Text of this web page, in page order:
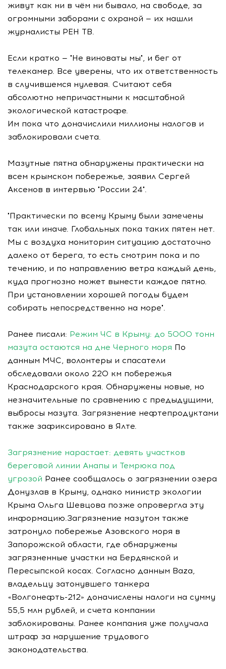
живут как ни в чём ни бывало, на свободе, за
огромными заборами с охраной — их нашли
журналисты РЕН ТВ.
Если кратко — "Не виноваты мы", и бег от
телекамер. Все уверены, что их ответственность
в случившемся нулевая. Считают себя
абсолютно непричастными к масштабной
экологической катастрофе.
Им пока что доначислили миллионы налогов и
заблокировали счета.
Мазутные пятна обнаружены практически на
всем крымском побережье, заявил Сергей
Аксенов в интервью "России 24".
"Практически по всему Крыму были замечены
так или иначе. Глобальных пока таких пятен нет.
Мы с воздуха мониторим ситуацию достаточно
далеко от берега, то есть смотрим пока и по
течению, и по направлению ветра каждый день,
куда прогнозно может вынести каждое пятно.
При установлении хорошей погоды будем
собирать непосредственно на море".
Ранее писали: Режим ЧС в Крыму: до 5000 тонн
мазута остаются на дне Черного моря По
данным МЧС, волонтеры и спасатели
обследовали около 220 км побережья
Краснодарского края. Обнаружены новые, но
незначительные по сравнению с предыдущими,
выбросы мазута. Загрязнение нефтепродуктами
также зафиксировано в Ялте.
Загрязнение нарастает: девять участков
береговой линии Анапы и Темрюка под
угрозой Ранее сообщалось о загрязнении озера
Донузлав в Крыму, однако министр экологии
Крыма Ольга Шевцова позже опровергла эту
информацию.Загрязнение мазутом также
затронуло побережье Азовского моря в
Запорожской области, где обнаружены
загрязненные участки на Бердянской и
Пересыпской косах. Согласно данным Baza,
владельцу затонувшего танкера
«Волгонефть-212» доначислены налоги на сумму
55,5 млн рублей, и счета компании
заблокированы. Ранее компания уже получала
штраф за нарушение трудового
законодательства.